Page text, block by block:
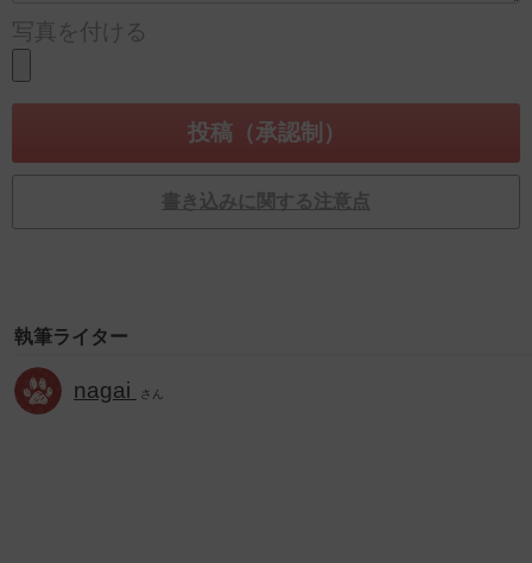
写真を付ける
書き込みに関する注意点
執筆ライター
nagai さん